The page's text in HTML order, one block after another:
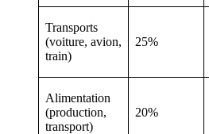
Transports
(voiture, avion,
train)
25%
Alimentation
(production,
transport)
20%